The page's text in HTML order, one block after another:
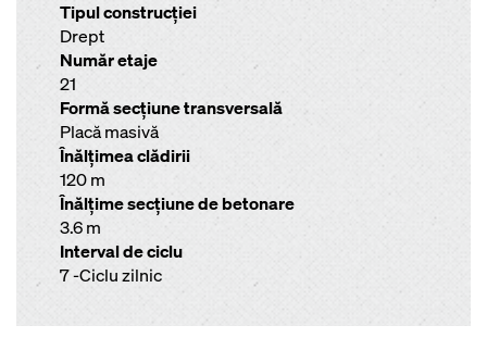
Tipul construcției
Drept
Număr etaje
21
Formă secţiune transversală
Placă masivă
Înălţimea clădirii
120 m
Înălţime secţiune de betonare
3.6 m
Interval de ciclu
7 -Ciclu zilnic